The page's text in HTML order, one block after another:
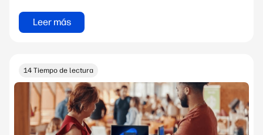
Leer más
14 Tiempo de lectura